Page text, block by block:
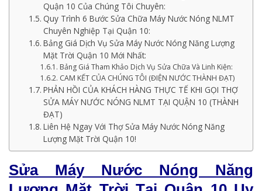
Quận 10 Của Chúng Tôi Chuyên:
Quy Trình 6 Bước Sửa Chữa Máy Nước Nóng NLMT
Chuyên Nghiệp Tại Quận 10:
Bảng Giá Dịch Vụ Sửa Máy Nước Nóng Năng Lượng
Mặt Trời Quận 10 Mới Nhất:
Bảng Giá Tham Khảo Dịch Vụ Sửa Chữa Và Linh Kiện:
CAM KẾT CỦA CHÚNG TÔI (ĐIỆN NƯỚC THÀNH ĐẠT)
PHẢN HỒI CỦA KHÁCH HÀNG THỰC TẾ KHI GỌI THỢ
SỬA MÁY NƯỚC NÓNG NLMT TẠI QUẬN 10 (THÀNH
ĐẠT)
Liên Hệ Ngay Với Thợ Sửa Máy Nước Nóng Năng
Lượng Mặt Trời Quận 10!
Sửa Máy Nước Nóng Năng